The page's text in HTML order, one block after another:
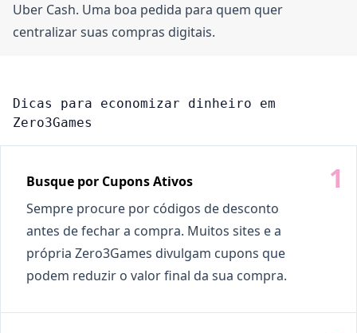
Uber Cash. Uma boa pedida para quem quer
centralizar suas compras digitais.
Dicas para economizar dinheiro em
Zero3Games
Busque por Cupons Ativos
Sempre procure por códigos de desconto
antes de fechar a compra. Muitos sites e a
própria Zero3Games divulgam cupons que
podem reduzir o valor final da sua compra.